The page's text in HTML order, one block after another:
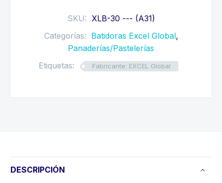
SKU: XLB-30 --- (A31)
Categorías: Batidoras Excel Global,
Panaderías/Pastelerías
Etiquetas:
Fabricante: EXCEL Global
DESCRIPCIÓN